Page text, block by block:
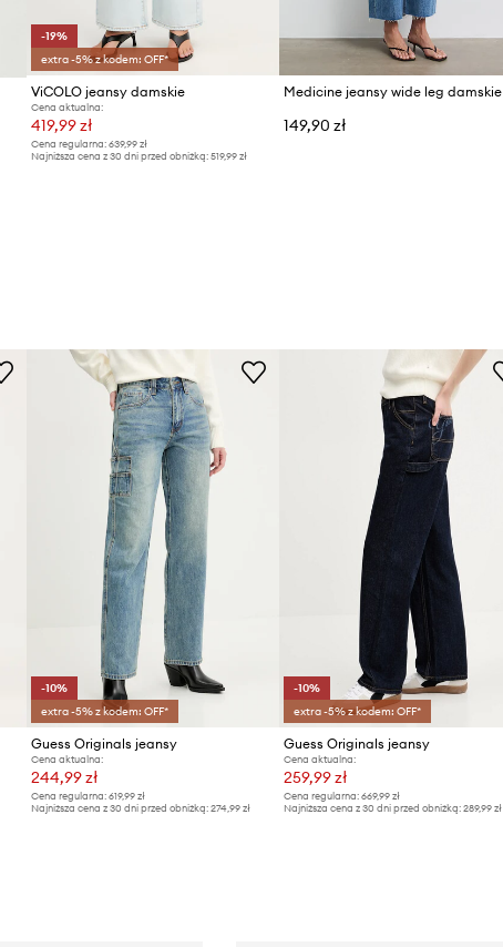
-19%
extra -5% z kodem: OFF*
ViCOLO jeansy damskie
Cena aktualna:
419,99 zł
Cena regularna: 639,99 zł
Najniższa cena z 30 dni przed obniżką: 519,99 zł
Medicine jeansy wide leg damskie
149,90 zł
-10%
extra -5% z kodem: OFF*
Guess Originals jeansy
Cena aktualna:
244,99 zł
Cena regularna: 619,99 zł
Najniższa cena z 30 dni przed obniżką: 274,99 zł
-10%
extra -5% z kodem: OFF*
Guess Originals jeansy
Cena aktualna:
259,99 zł
Cena regularna: 669,99 zł
Najniższa cena z 30 dni przed obniżką: 289,99 zł